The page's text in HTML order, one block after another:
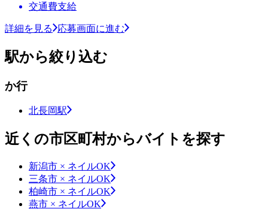
交通費支給
詳細を見る 応募画面に進む
駅から絞り込む
か行
北長岡駅
近くの市区町村からバイトを探す
新潟市 × ネイルOK
三条市 × ネイルOK
柏崎市 × ネイルOK
燕市 × ネイルOK